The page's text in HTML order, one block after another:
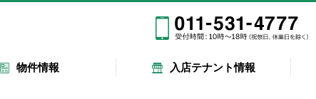
物件情報 入店テナント情報